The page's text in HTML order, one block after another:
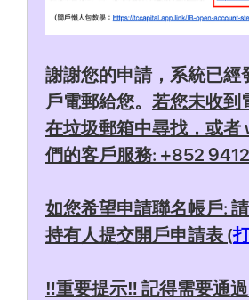
謝謝您的申請，系統已經
戶電郵給您。 若您未收到
在垃圾郵箱中尋找，或者
們的客戶服務: +852
如您希望申請聯名帳戶:
持有人提交開戶申請表 (
‼️重要提示‼️ 記得需要通